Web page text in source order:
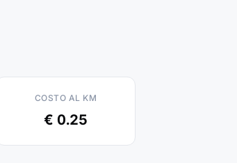
COSTO AL KM
€ 0.25